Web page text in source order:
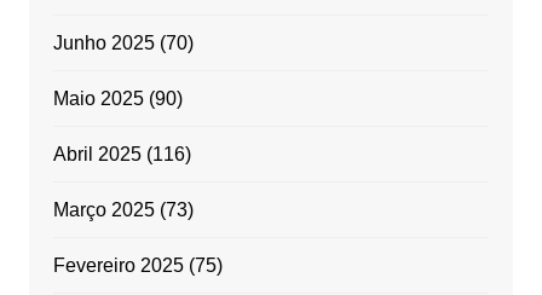
Junho 2025(70)
Maio 2025(90)
Abril 2025(116)
Março 2025(73)
Fevereiro 2025(75)